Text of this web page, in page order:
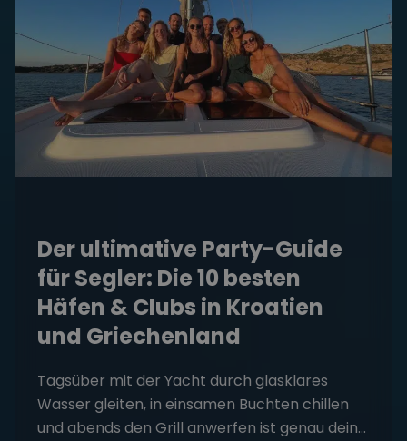
Der ultimative Party-Guide
für Segler: Die 10 besten
Häfen & Clubs in Kroatien
und Griechenland
Tagsüber mit der Yacht durch glasklares
Wasser gleiten, in einsamen Buchten chillen
und abends den Grill anwerfen ist genau dein...